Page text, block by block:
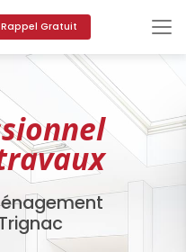
Rappel Gratuit